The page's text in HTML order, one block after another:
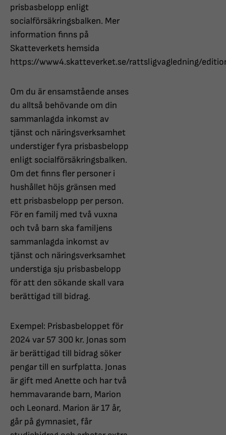
prisbasbelopp enligt
socialförsäkringsbalken. Mer
information finns på
Skatteverkets hemsida
https://www4.skatteverket.se/rattsligvagledning/
Om du är ensamstående anses
du alltså behövande om din
sammanlagda inkomst av
tjänst och näringsverksamhet
understiger fyra prisbasbelopp
enligt socialförsäkringsbalken.
Om det finns fler personer i
hushållet höjs gränsen med
ett prisbasbelopp per person.
För en familj med två vuxna
och två barn ska familjens
sammanlagda inkomst av
tjänst och näringsverksamhet
understiga sju prisbasbelopp
för att den sökande skall vara
berättigad till bidrag.
Exempel: Prisbasbeloppet för
2024 var 57 300 kr. Jonas som
är berättigad till bidrag söker
pengar till en surfplatta. Jonas
är gift med Anette och har två
hemmavarande barn, Marion
och Leonard. Marion är 17 år,
går på gymnasiet, får